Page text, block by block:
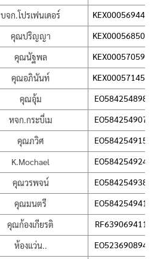
บจก.โปรเฟนเดอร์
คุณปริญญา
คุณนัฐพล
คุณอภินันท์
คุณอุ้ม
หจก.กระบี่เม
คุณภวิศ
K.Mochael
คุณวรพจน์
คุณมนตรี
คุณก้องเกียรติ
ห้องแว่น..